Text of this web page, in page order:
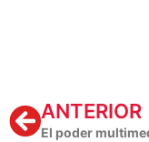
PrevANTERIOR